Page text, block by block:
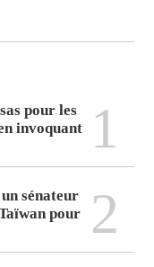
pour les
invoquant
1
sénateur
pour
2